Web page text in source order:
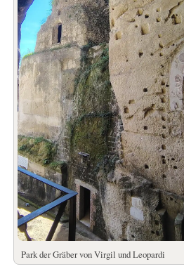
Park der Gräber von Virgil und Leopardi